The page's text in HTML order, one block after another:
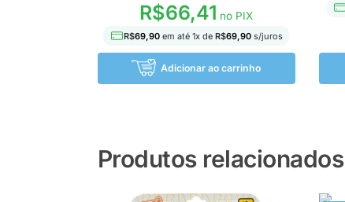
R$66,41 no PIX
R$69,90 em até1x deR$69,90 s/juros
Adicionar ao carrinho
Produtos relacionados